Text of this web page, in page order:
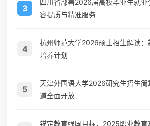
3
四川省部署2026届高校毕业生就
容提质与精准服务
4
杭州师范大学2026硕士招生解读
培养计划
5
天津外国语大学2026研究生招生简
道全面开放
锚定教育强国目标，2025职业教育